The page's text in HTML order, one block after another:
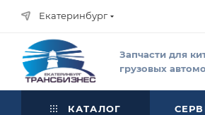
Екатеринбург
Запчасти для
грузовых
КАТАЛОГ